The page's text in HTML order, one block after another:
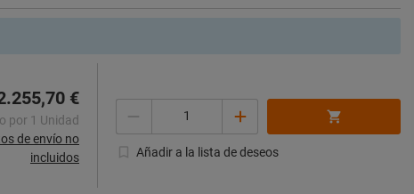
€
por 1 Unidad
de envío no
incluidos
Añadir a la lista de deseos